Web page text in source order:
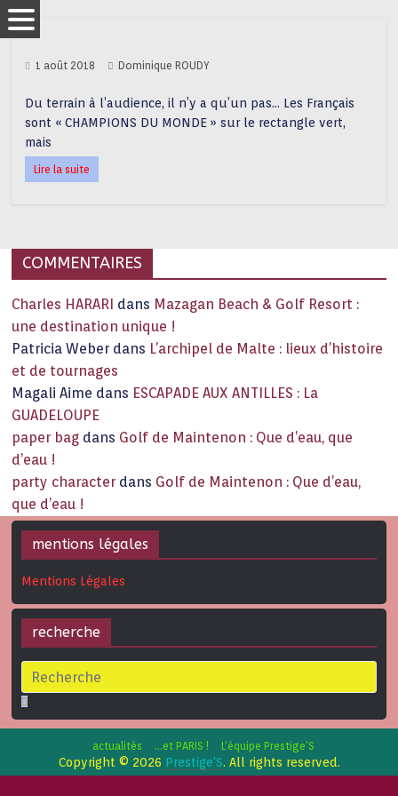
1 août 2018 Dominique ROUDY
Du terrain à l’audience, il n’y a qu’un pas… Les Français
sont « CHAMPIONS DU MONDE » sur le rectangle vert,
mais
Lire la suite
COMMENTAIRES
Charles HARARI dans Mazagan Beach & Golf Resort :
une destination unique !
Patricia Weber dans L’archipel de Malte : lieux d’histoire
et de tournages
Magali Aime dans ESCAPADE AUX ANTILLES : La
GUADELOUPE
paper bag dans Golf de Maintenon : Que d’eau, que
d’eau !
party character dans Golf de Maintenon : Que d’eau,
que d’eau !
mentions légales
Mentions Légales
recherche
actualités …et PARIS ! L’équipe Prestige’S
Copyright © 2026 Prestige'S. All rights reserved.